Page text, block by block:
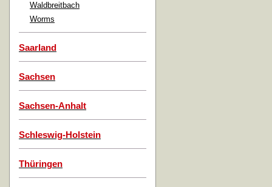
Waldbreitbach
Worms
Saarland
Sachsen
Sachsen-Anhalt
Schleswig-Holstein
Thüringen